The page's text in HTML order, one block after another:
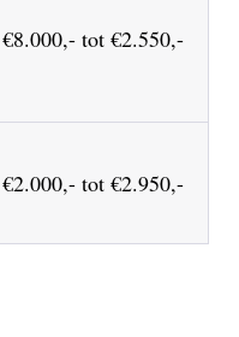
€8.000,- tot €2.550,-
€2.000,- tot €2.950,-